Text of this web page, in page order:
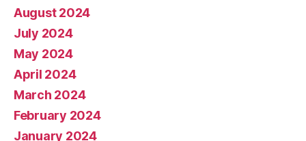
August 2024
July 2024
May 2024
April 2024
March 2024
February 2024
January 2024